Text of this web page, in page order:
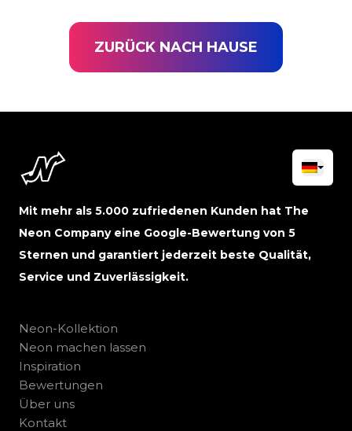
ZURÜCK NACH HAUSE
Mit mehr als 5.000 zufriedenen Kunden hat The
Neon Company eine Google-Bewertung von 5
Sternen und garantiert jederzeit beste Qualität,
Service und Zuverlässigkeit.
Neon-Kollektion
Neon machen lassen
Inspiration
Bewertungen
Über uns
Kontakt